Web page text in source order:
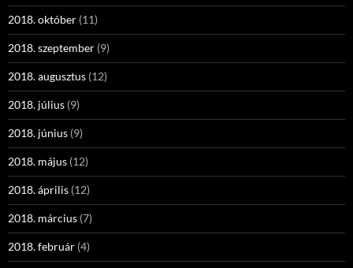
2018. október (11)
2018. szeptember (9)
2018. augusztus (12)
2018. július (9)
2018. június (9)
2018. május (12)
2018. április (12)
2018. március (7)
2018. február (4)